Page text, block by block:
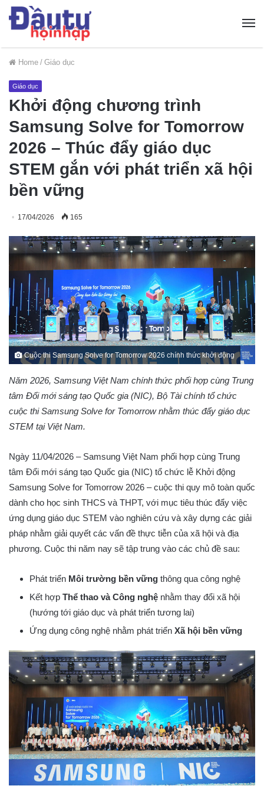
Home / Giáo dục
Giáo dục
Khởi động chương trình
Samsung Solve for Tomorrow
2026 – Thúc đẩy giáo dục
STEM gắn với phát triển xã hội
bền vững
17/04/2026 165
Cuộc thi Samsung Solve for Tomorrow 2026 chính thức khởi động
Năm 2026, Samsung Việt Nam chính thức phối hợp cùng Trung
tâm Đổi mới sáng tạo Quốc gia (NIC), Bộ Tài chính tổ chức
cuộc thi Samsung Solve for Tomorrow nhằm thúc đẩy giáo dục
STEM tại Việt Nam.
Ngày 11/04/2026 – Samsung Việt Nam phối hợp cùng Trung
tâm Đổi mới sáng tạo Quốc gia (NIC) tổ chức lễ Khởi động
Samsung Solve for Tomorrow 2026 – cuộc thi quy mô toàn quốc
dành cho học sinh THCS và THPT, với mục tiêu thúc đẩy việc
ứng dụng giáo dục STEM vào nghiên cứu và xây dựng các giải
pháp nhằm giải quyết các vấn đề thực tiễn của xã hội và địa
phương. Cuộc thi năm nay sẽ tập trung vào các chủ đề sau:
Phát triển Môi trường bền vững thông qua công nghệ
Kết hợp Thể thao và Công nghệ nhằm thay đổi xã hội
(hướng tới giáo dục và phát triển tương lai)
Ứng dụng công nghệ nhằm phát triển Xã hội bền vững